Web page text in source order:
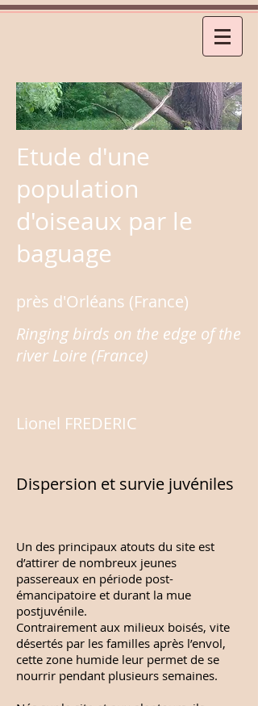
Lionel FREDERIC
Dispersion et survie juvéniles
Un des principaux atouts du site est
d’attirer de nombreux jeunes
passereaux en période post-
émancipatoire et durant la mue
postjuvénile.
Contrairement aux milieux boisés, vite
désertés par les familles après l’envol,
cette zone humide leur permet de se
nourrir pendant plusieurs semaines.
Ringing birds on the edge of the
river Loire (France)
près d'Orléans (France)
Etude d'une
population
d'oiseaux par le
baguage